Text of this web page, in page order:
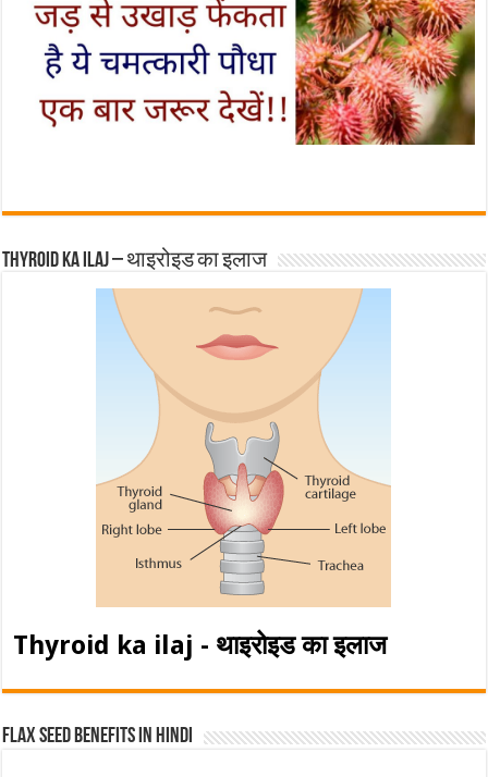
Thyroid ka ilaj – थाइरोइड का इलाज
Thyroid ka ilaj - थाइरोइड का इलाज
Flax Seed Benefits in hindi